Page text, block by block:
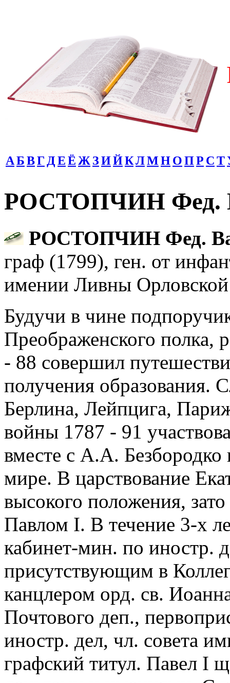
АБВГ ДЕЁ Ж ЗИЙКЛМНОПР СТ
РОСТОПЧИН Фед.
РОСТОПЧИН Фед.
граф (1799), ген. от
имении Ливны Орловской
Будучи в чине
Преображенского полка,
- 88 совершил
получения образования.
Берлина, Лейпцига,
войны 1787 - 91
вместе с А.А.
мире. В царствование
высокого положения,
Павлом I. В течение 3-х
кабинет-мин. по иностр.
присутствующим в
канцлером орд. св.
Почтового деп.,
иностр. дел, чл. совета
графский титул. Павел I